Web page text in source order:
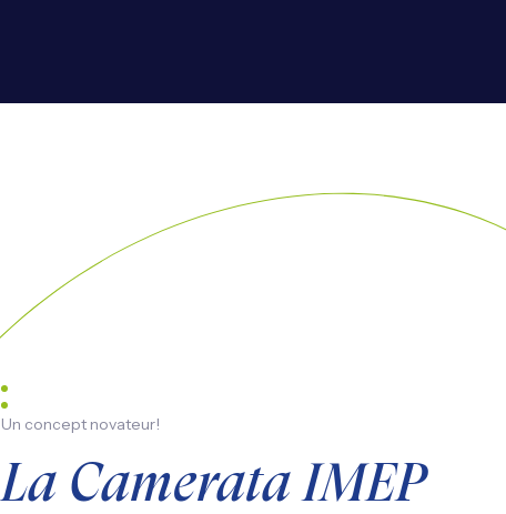
Un concept novateur!
La Camerata IMEP